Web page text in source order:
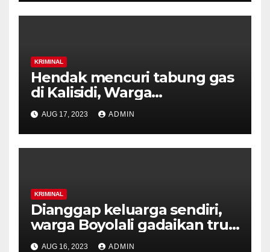
KRIMINAL
Hendak mencuri tabung gas
di Kalisidi, Warga
Gunungpati diamankan
warga.
AUG 17, 2023 ADMIN
KRIMINAL
Dianggap keluarga sendiri,
warga Boyolali gadaikan truk
milik majikannya
AUG 16, 2023 ADMIN